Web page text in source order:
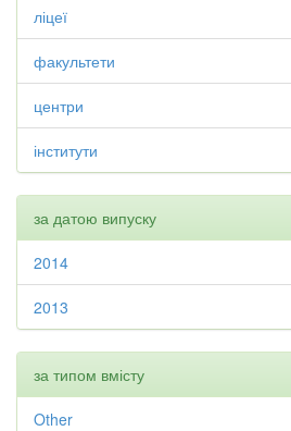
ліцеї
факультети
центри
інститути
за датою випуску
2014
2013
за типом вмісту
Other